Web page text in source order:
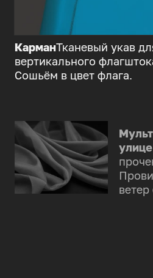
КарманТканевый укав
вертикального
Сошьём в цвет флага.
улице